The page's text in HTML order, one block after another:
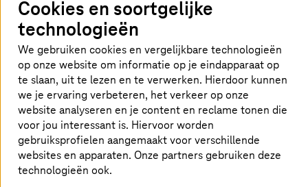
Applicatie management en het implementeren
van governance in jouw multicloudomgeving is
vaak een grote uitdaging.
Multicloudomgevingen bieden diverse opties
voor jouw applicaties, ongeacht of ze zijn
geïmplementeerd op virtuele machines, op
Kubernetes of zonder server zijn
geïmplementeerd. Het implementeren van
beveiliging en governance kan ook uitgevoerd
worden met behulp van Managed Azure Arc
Cookies en soortgelijke
technologieën
We gebruiken cookies en vergelijkbare technologieën
op onze website om informatie op je eindapparaat op
te slaan, uit te lezen en te verwerken. Hierdoor kunnen
we je ervaring verbeteren, het verkeer op onze
website analyseren en je content en reclame tonen die
voor jou interessant is. Hiervoor worden
gebruiksprofielen aangemaakt voor verschillende
websites en apparaten. Onze partners gebruiken deze
technologieën ook.